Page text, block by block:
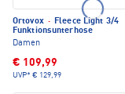
Ortovox · Fleece Light 3/4
Funktionsunterhose
Damen
€ 109,99
UVP* € 129,99